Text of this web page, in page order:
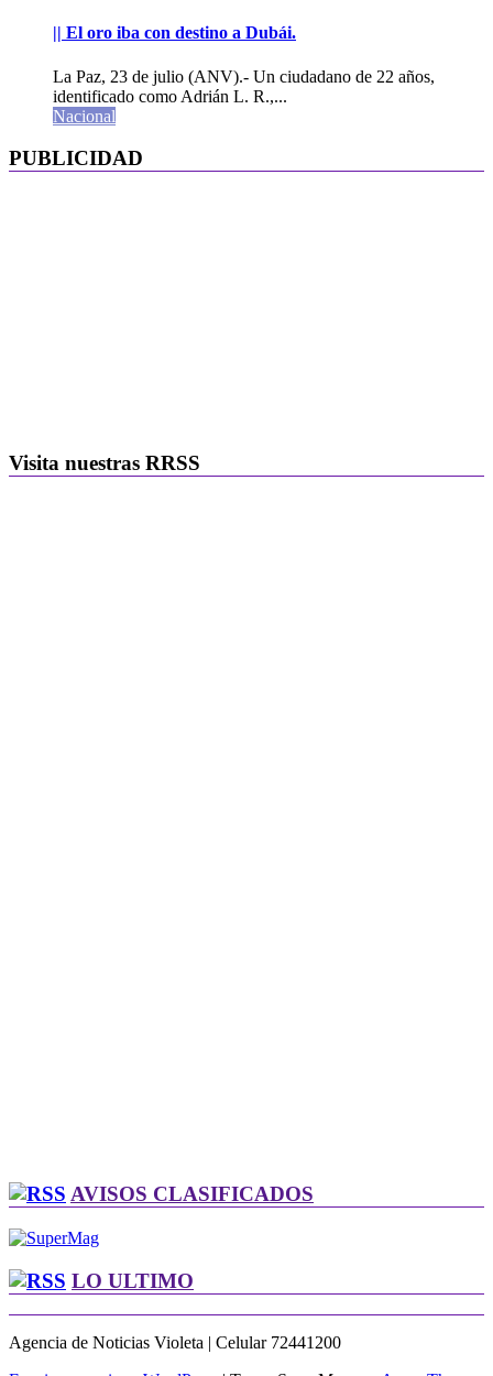
|| El oro iba con destino a Dubái.
La Paz, 23 de julio (ANV).- Un ciudadano de 22 años,
identificado como Adrián L. R.,...
Nacional
PUBLICIDAD
Visita nuestras RRSS
AVISOS CLASIFICADOS
LO ULTIMO
Agencia de Noticias Violeta | Celular 72441200